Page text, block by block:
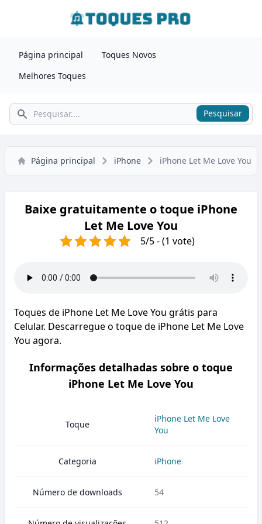
Página principal
Toques Novos
Melhores Toques
Pesquisar Pesquisar
Página principal iPhone iPhone Let Me Love You
Baixe gratuitamente o toque iPhone
Let Me Love You
5/5 - (1 vote)
Toques de iPhone Let Me Love You grátis para
Celular. Descarregue o toque de iPhone Let Me Love
You agora.
Informações detalhadas sobre o toque
iPhone Let Me Love You
Toque
iPhone Let Me Love
You
Categoria iPhone
Número de downloads 54